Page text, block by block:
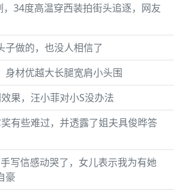
，34度高温穿西装拍街头追逐，网友
子做的，也没人相信了
身材优越大长腿宽肩小头围
果，汪小菲对小S没办法
有些难过，并透露了姐夫具俊晔答
写信感动哭了，女儿表示我为有她
豪